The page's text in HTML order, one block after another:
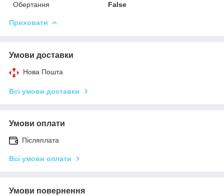
Обертання False
Приховати
Умови доставки
Нова Пошта
Всі умови доставки
Умови оплати
Післяплата
Всі умови оплати
Умови повернення